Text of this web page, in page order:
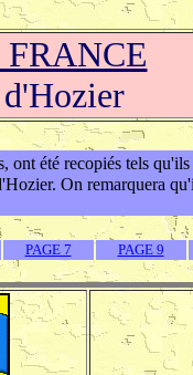
FRANCE
d'Hozier
été recopiés tels
On remarquera
PAGE 7 PAGE 9